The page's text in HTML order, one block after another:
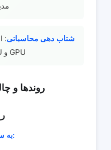
شتاب دهی محاسباتی:
محاسباتی مانند CPU و GPU
روندها و
به سوی هوش مصنوعی عمومی: